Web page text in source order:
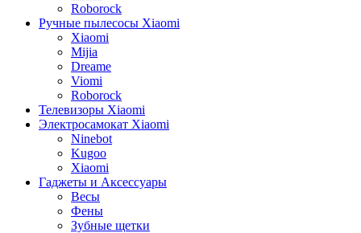
Roborock
Ручные пылесосы Xiaomi
Xiaomi
Mijia
Dreame
Viomi
Roborock
Телевизоры Xiaomi
Электросамокат Xiaomi
Ninebot
Kugoo
Xiaomi
Гаджеты и Аксессуары
Весы
Фены
Зубные щетки